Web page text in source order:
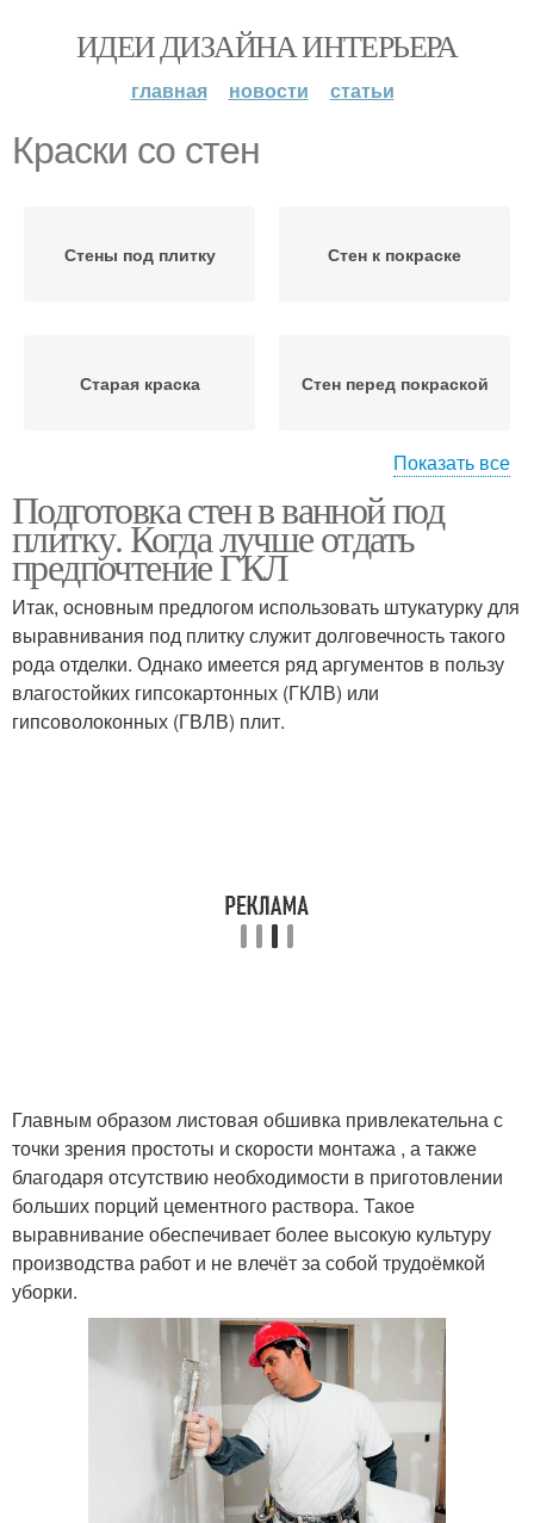
ИДЕИ ДИЗАЙНА ИНТЕРЬЕРА
главная новости статьи
Краски со стен
Стены под плитку Стен к покраске
Старая краска Стен перед покраской
Стен под плитку Бетонные стены
Показать все
Подготовка стен в ванной под
плитку. Когда лучше отдать
предпочтение ГКЛ
Итак, основным предлогом использовать штукатурку для
выравнивания под плитку служит долговечность такого
рода отделки. Однако имеется ряд аргументов в пользу
влагостойких гипсокартонных (ГКЛВ) или
гипсоволоконных (ГВЛВ) плит.
Главным образом листовая обшивка привлекательна с
точки зрения простоты и скорости монтажа , а также
благодаря отсутствию необходимости в приготовлении
больших порций цементного раствора. Такое
выравнивание обеспечивает более высокую культуру
производства работ и не влечёт за собой трудоёмкой
уборки.